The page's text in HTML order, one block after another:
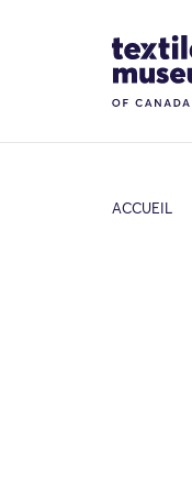
Site Logo
ACCUEIL